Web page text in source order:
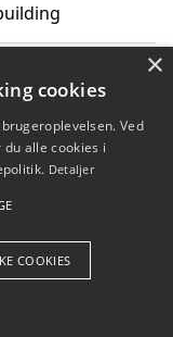
og vælg den
din løsning
Aps
×
cookies
Ved
alle cookies i
Detaljer
COOKIES